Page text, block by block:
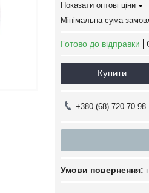
Показати оптові ціни
Мінімальна сума
Готово до відправки
Купити
+380 (68) 720-70-98